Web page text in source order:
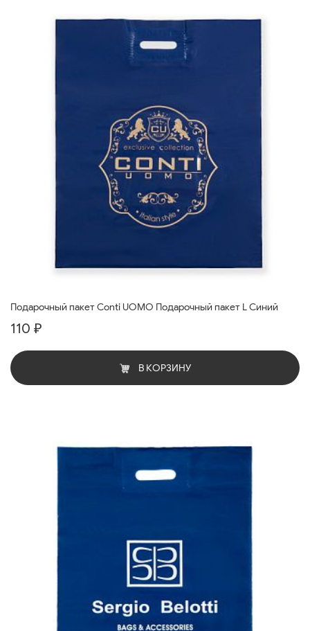
Подарочный пакет Conti UOMO Подарочный пакет L Синий
110 ₽
В КОРЗИНУ